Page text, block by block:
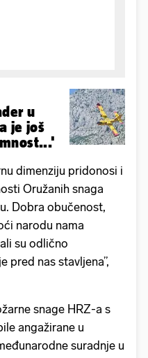
u
je još
dimenziju pridonosi i
Oružanih snaga
Dobra obučenost,
narodu nama
su odlično
pred nas stavljena”,
snage HRZ-a s
angažirane u
suradnje u